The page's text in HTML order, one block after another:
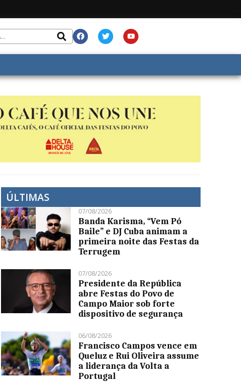
ÚLTIMAS
07/08/2026
Banda Karisma, “Vem Pó
Baile” e DJ Cuba animam a
primeira noite das Festas da
Terrugem
07/08/2026
Presidente da República
abre Festas do Povo de
Campo Maior sob forte
dispositivo de segurança
06/08/2026
Francisco Campos vence em
Queluz e Rui Oliveira assume
a liderança da Volta a
Portugal